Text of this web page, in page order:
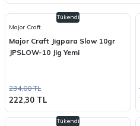
Silikon LRF
Micro Jig LRF
Tükendi
Major Craft
Major Craft Jigpara Slow 10gr
JPSLOW-10 Jig Yemi
234,00 TL
222,30 TL
Tükendi